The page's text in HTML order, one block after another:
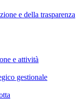
e della trasparenza
e attività
gestionale